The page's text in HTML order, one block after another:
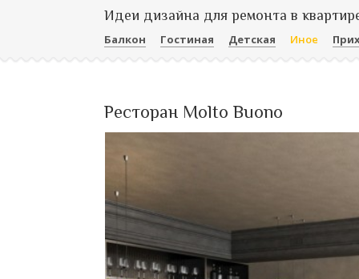
Идеи дизайна для ремонта в
Балкон Гостиная Детская Иное
Ресторан Molto Buono